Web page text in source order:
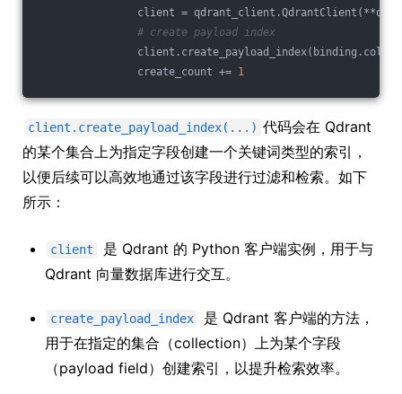
client =
# create payload index
create_count += 1
client.create_payload_index(...) 代码会在 Qdrant
的某个集合上为指定字段创建一个关键词类型的索引，
以便后续可以高效地通过该字段进行过滤和检索。如下
所示：
client
是 Qdrant 的 Python 客户端实例，用于与
Qdrant 向量数据库进行交互。
create_payload_index
是 Qdrant 客户端的方法，
用于在指定的集合（collection）上为某个字段
（payload field）创建索引，以提升检索效率。